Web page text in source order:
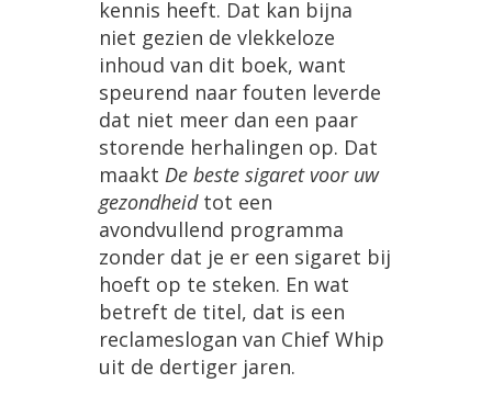
kennis heeft. Dat kan bijna
niet gezien de vlekkeloze
inhoud van dit boek, want
speurend naar fouten leverde
dat niet meer dan een paar
storende herhalingen op. Dat
maakt De beste sigaret voor uw
gezondheid tot een
avondvullend programma
zonder dat je er een sigaret bij
hoeft op te steken. En wat
betreft de titel, dat is een
reclameslogan van Chief Whip
uit de dertiger jaren.